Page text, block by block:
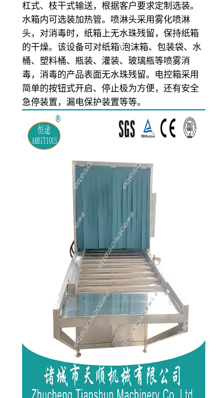
杠式、枝干式输送，根据客户要求定制选装。
水箱内可选装加热管。喷淋头采用雾化喷淋
头，对消毒时，纸箱上无水珠残留，保持纸箱
的干燥。该设备可对纸箱\泡沫箱、包装袋、水
桶、塑料桶、瓶装、灌装、玻璃瓶等喷雾消
毒，消毒的产品表面无水珠残留。电控箱采用
简单的按钮式开启、停止极为方便，还有安全
急停装置，漏电保护装置等等。